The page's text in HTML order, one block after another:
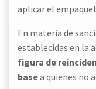
aplicar el
En materia de
establecidas en la
figura de
basea quienes no